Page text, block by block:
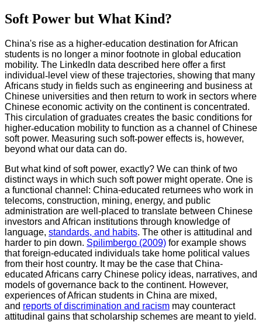
Soft Power but What Kind?
China's rise as a higher-education destination for African
students is no longer a minor footnote in global education
mobility. The LinkedIn data described here offer a first
individual ‑ level view of these trajectories, showing that many
Africans study in fields such as engineering and business at
Chinese universities and then return to work in sectors where
Chinese economic activity on the continent is concentrated.
This circulation of graduates creates the basic conditions for
higher‑education mobility to function as a channel of Chinese
soft power. Measuring such soft‑power effects is, however,
beyond what our data can do.
But what kind of soft power, exactly? We can think of two
distinct ways in which such soft power might operate. One is
a functional channel: China-educated returnees who work in
telecoms, construction, mining, energy, and public
administration are well-placed to translate between Chinese
investors and African institutions through knowledge of
language, standards, and habits. The other is attitudinal and
harder to pin down. Spilimbergo (2009) for example shows
that foreign-educated individuals take home political values
from their host country. It may be the case that China-
educated Africans carry Chinese policy ideas, narratives, and
models of governance back to the continent. However,
experiences of African students in China are mixed,
and reports of discrimination and racism may counteract
attitudinal gains that scholarship schemes are meant to yield.